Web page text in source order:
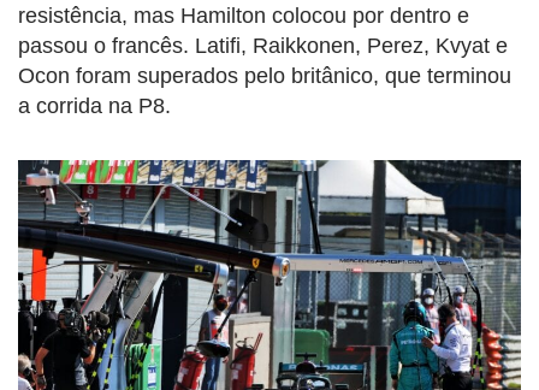
resistência, mas Hamilton colocou por dentro e
passou o francês. Latifi, Raikkonen, Perez, Kvyat e
Ocon foram superados pelo britânico, que terminou
a corrida na P8.